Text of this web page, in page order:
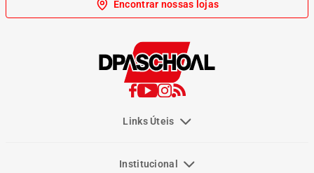
Encontrar nossas lojas
Links Úteis
Institucional